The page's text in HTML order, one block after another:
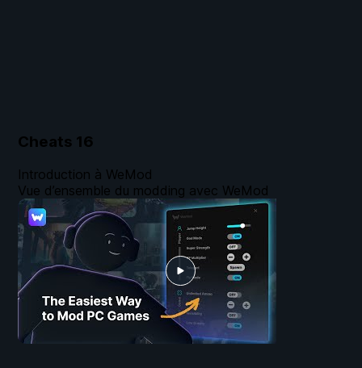
Cheats 16
Introduction à WeMod
Vue d’ensemble du modding avec WeMod